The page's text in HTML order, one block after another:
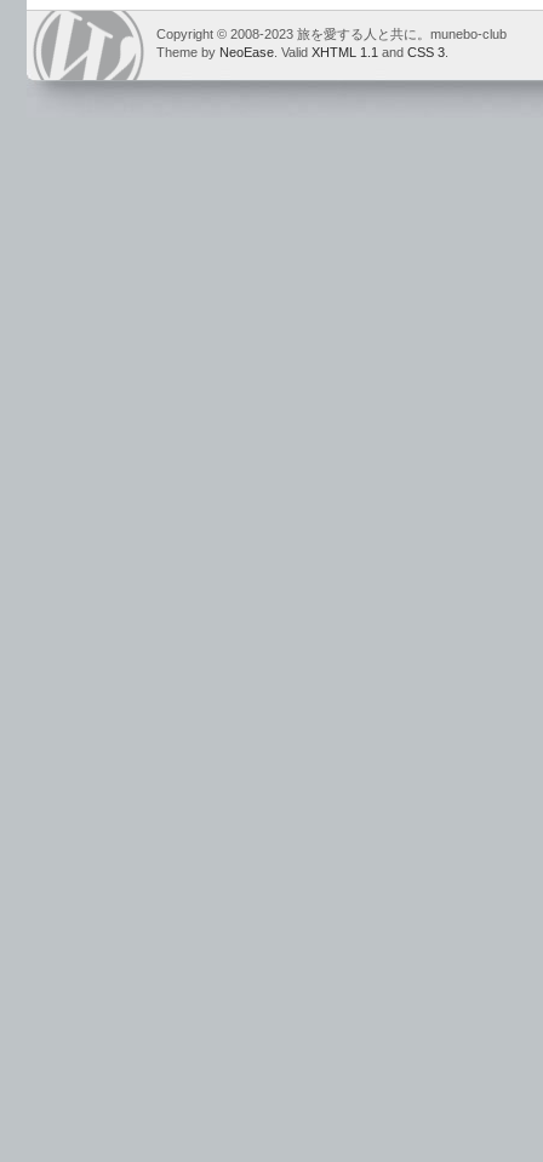
Copyright © 2008-2023 旅を愛する人と共に。munebo-club
Theme by NeoEase . Valid XHTML 1.1 and CSS 3